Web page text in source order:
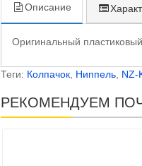
Описание
Оригинальный
Теги: Колпачок Ниппель NZ-
РЕКОМЕНДУЕМ